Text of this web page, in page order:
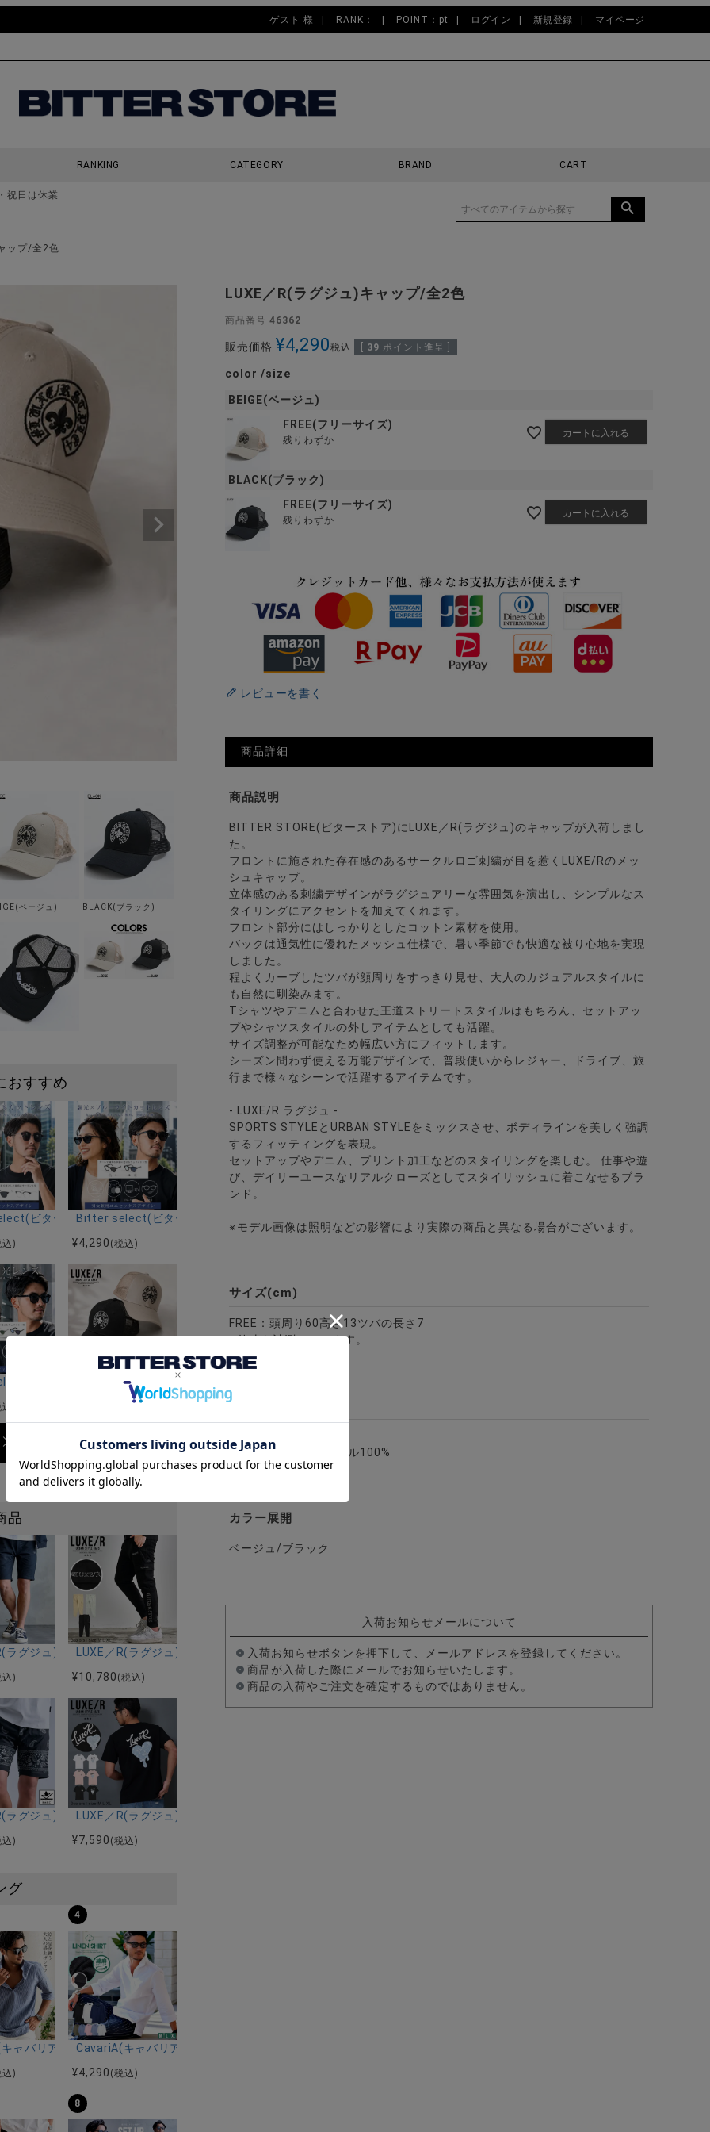
ゲスト 様 RANK： POINT：pt ログイン 新規登録 マイページ
RANKING CATEGORY BRAND CART
祝日は休業
ップ/全2色
ベージュ) BLACK(ブラック)
おすすめ
全6色
ンドサングラス/全3色
ビターセレクト)アイブロウサングラス/全2色
)
Bitter select(ビターセレクト)ウェリントンサングラス(調光・ブルーライトカット)/全2色
¥4,290 (税込)
(調光・偏光)/全4色
トンサングラス(調光・偏光)/全3色
ビターセレクト)ウェリントンサングラス(調光・偏光)/全3色
)
LUXE／R(ラグジュ)キャップ/全2色
(税込)
品
ドショーツ/全2色
ラグジュ)ラインストーンショーツ/全3色
)
LUXE／R(ラグジュ)フェイクスウェードラインストーンカーゴパンツ/全3色
¥10,780 (税込)
ーツ/全2色
ードラインストーンZIPパーカー/全3色
ラグジュ)ペイズリーショーツ/全3色
)
LUXE／R(ラグジュ)デニムハートモノグラム半袖Tシャツ/全3色
¥7,590 (税込)
グ
ハーフスリーブニット/全12色
イージーロングパンツ/全5色
ャバリア)パナマ織り7分袖カプリシャツ/全9色
)
4
CavariA(キャバリア)コットンリネンホリゾンタルカラー7分袖カプリシャツ/全8色
¥4,290 (税込)
8
LUXE／R(ラグジュ)キャップ/全2色
商品番号 46362
販売価格 ¥4,290税込 39 ポイント進呈 ]
color size
BEIGE(ベージュ)
FREE(フリーサイズ)
残りわずか
カートに入れる
BLACK(ブラック)
FREE(フリーサイズ)
残りわずか
カートに入れる
レビューを書く
商品詳細
商品説明
BITTER STORE(ビターストア)にLUXE／R(ラグジュ)のキャップが入荷しまし
た。
フロントに施された存在感のあるサークルロゴ刺繍が目を惹くLUXE/Rのメッ
シュキャップ。
立体感のある刺繍デザインがラグジュアリーな雰囲気を演出し、シンプルなス
タイリングにアクセントを加えてくれます。
フロント部分にはしっかりとしたコットン素材を使用。
バックは通気性に優れたメッシュ仕様で、暑い季節でも快適な被り心地を実現
しました。
程よくカーブしたツバが顔周りをすっきり見せ、大人のカジュアルスタイルに
も自然に馴染みます。
Tシャツやデニムと合わせた王道ストリートスタイルはもちろん、セットアッ
プやシャツスタイルの外しアイテムとしても活躍。
サイズ調整が可能なため幅広い方にフィットします。
シーズン問わず使える万能デザインで、普段使いからレジャー、ドライブ、旅
行まで様々なシーンで活躍するアイテムです。
- LUXE/R ラグジュ -
SPORTS STYLEとURBAN STYLEをミックスさせ、ボディラインを美しく強調
するフィッティングを表現。
セットアップやデニム、プリント加工などのスタイリングを楽しむ。 仕事や遊
び、デイリーユースなリアルクローズとしてスタイリッシュに着こなせるブラ
ンド。
※モデル画像は照明などの影響により実際の商品と異なる場合がございます。
サイズ(cm)
FREE：頭周り60高さ13ツバの長さ7
※外寸を計測しています。
素材
メッシュ：ポリエステル100%
カラー展開
ベージュ/ブラック
入荷お知らせメールについて
入荷お知らせボタンを押下して、メールアドレスを登録してください。
商品が入荷した際にメールでお知らせいたします。
商品の入荷やご注文を確定するものではありません。